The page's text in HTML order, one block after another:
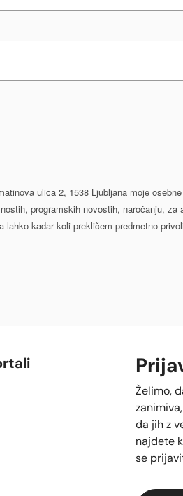
ulica 2, 1538 Ljubljana moje
programskih novostih, naročanju, za
kadar koli prekličem predmetno
Želimo,
da jih z
najdete
se